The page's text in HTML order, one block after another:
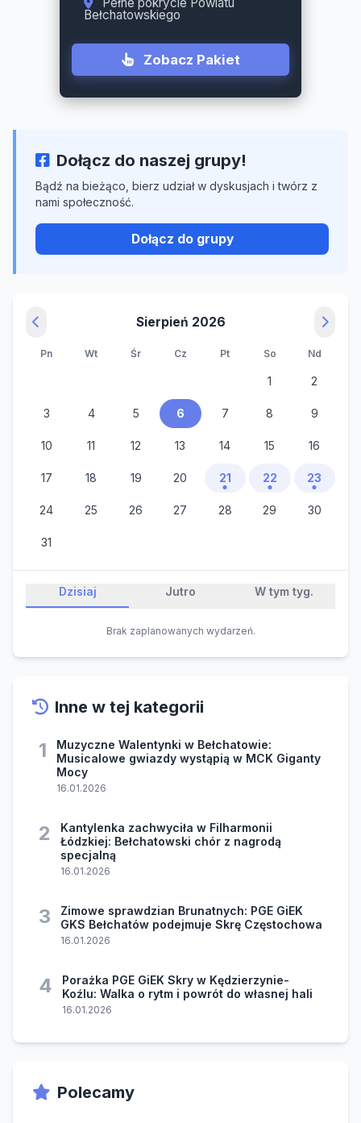
Działaj jako kluczowy Partner Godny Zaufania
Dołącz do naszej grupy!
Bądź na bieżąco, bierz udział w dyskusjach i twórz z
nami społeczność.
Dołącz do grupy
Sierpień 2026
Pn Wt Śr Cz Pt So Nd
1 2
3 4 5 6 7 8 9
10 11 12 13 14 15 16
17 18 19 20 21 22 23
24 25 26 27 28 29 30
31
Dzisiaj Jutro W tym tyg.
Brak zaplanowanych wydarzeń.
Inne w tej kategorii
1
Muzyczne Walentynki w Bełchatowie:
Musicalowe gwiazdy wystąpią w MCK Giganty
Mocy
16.01.2026
2
Kantylenka zachwyciła w Filharmonii
Łódzkiej: Bełchatowski chór z nagrodą
specjalną
16.01.2026
3
Zimowe sprawdzian Brunatnych: PGE GiEK
GKS Bełchatów podejmuje Skrę Częstochowa
16.01.2026
4
Porażka PGE GiEK Skry w Kędzierzynie-
Koźlu: Walka o rytm i powrót do własnej hali
16.01.2026
Polecamy